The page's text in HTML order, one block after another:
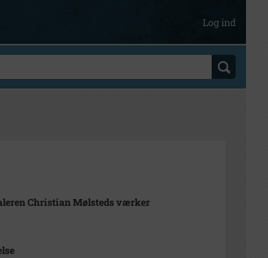
Log ind
Christian Mølsteds værker